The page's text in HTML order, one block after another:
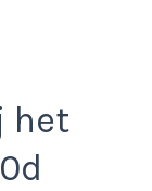
het